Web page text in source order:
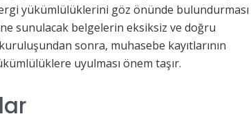
yükümlülüklerini göz önünde bulundurması
sunulacak belgelerin eksiksiz ve doğru
sonra, muhasebe kayıtlarının
uyulması önem taşır.